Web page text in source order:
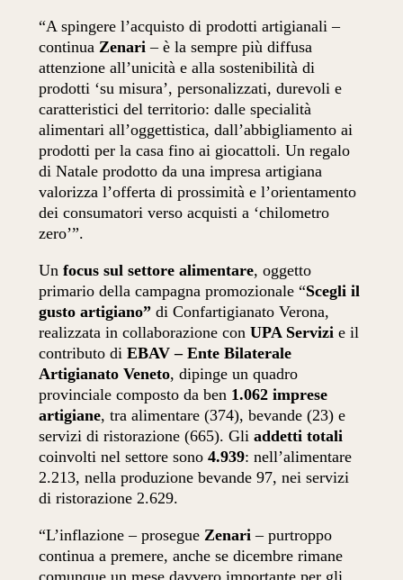
“A spingere l’acquisto di prodotti artigianali ­–
continuaZenari – è la sempre più diffusa
attenzione all’unicità e alla sostenibilità di
prodotti ‘su misura’, personalizzati, durevoli e
caratteristici del territorio: dalle specialità
alimentari all’oggettistica, dall’abbigliamento ai
prodotti per la casa fino ai giocattoli. Un regalo
di Natale prodotto da una impresa artigiana
valorizza l’offerta di prossimità e l’orientamento
dei consumatori verso acquisti a ‘chilometro
zero’”.
Unfocus sul settore alimentare, oggetto
primario della campagna promozionale “Scegli il
gusto artigiano” di Confartigianato Verona,
realizzata in collaborazione conUPA Servizi e il
contributo diEBAV – Ente Bilaterale
Artigianato Veneto, dipinge un quadro
provinciale composto da ben 1.062 imprese
artigiane, tra alimentare (374), bevande (23) e
servizi di ristorazione (665). Gliaddetti totali
coinvolti nel settore sono4.939: nell’alimentare
2.213, nella produzione bevande 97, nei servizi
di ristorazione 2.629.
“L’inflazione – prosegueZenari – purtroppo
continua a premere, anche se dicembre rimane